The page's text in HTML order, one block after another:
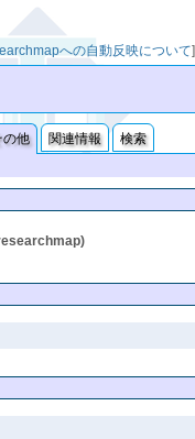
への自動反映について]
の他 関連情報
検索